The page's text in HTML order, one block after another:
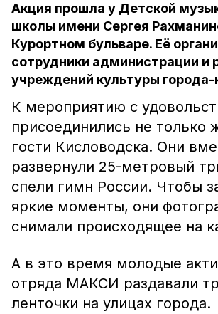
Акция прошла у Детской
школы имени Сергея
Курортном бульваре. Её
сотрудники администрации и
учреждений культуры города-
К мероприятию с
присоединились не только
гости Кисловодска. Они
развернули 25-метровый
спели гимн России. Чтобы
яркие моменты, они
снимали происходящее на
А в это время молодые
отряда МАКСИ раздавали
ленточки на улицах города.